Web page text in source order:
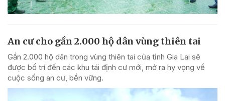
An cư cho gần 2.000 hộ dân vùng thiên tai
Gần 2.000 hộ dân trong vùng thiên tai của tỉnh Gia Lai sẽ
được bố trí đến các khu tái định cư mới, mở ra hy vọng về
cuộc sống an cư, bền vững.